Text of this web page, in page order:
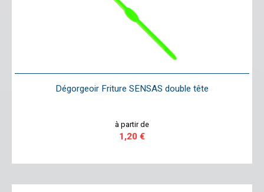
Dégorgeoir Friture SENSAS double tête
à partir de
1,20 €